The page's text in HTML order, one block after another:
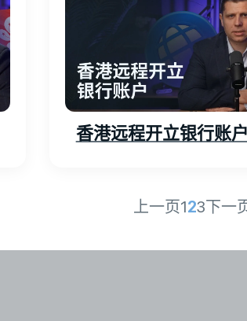
香港远程开立银行账户
上一页123下一